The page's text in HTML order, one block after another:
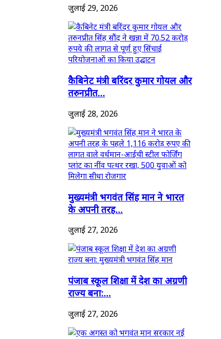
जुलाई 29, 2026
कैबिनेट मंत्री बरिंदर कुमार गोयल और
तरुनप्रीत...
जुलाई 28, 2026
मुख्यमंत्री भगवंत सिंह मान ने भारत
के अपनी तरह...
जुलाई 27, 2026
पंजाब स्कूल शिक्षा में देश का अग्रणी
राज्य बना:...
जुलाई 27, 2026